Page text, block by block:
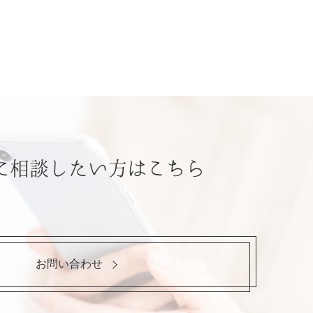
相談したい方はこちら
お問い合わせ